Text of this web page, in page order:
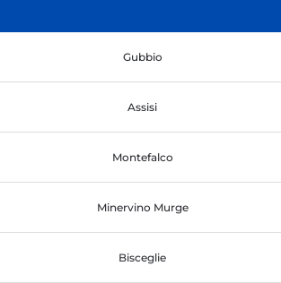
Gubbio
Assisi
Montefalco
Minervino Murge
Bisceglie